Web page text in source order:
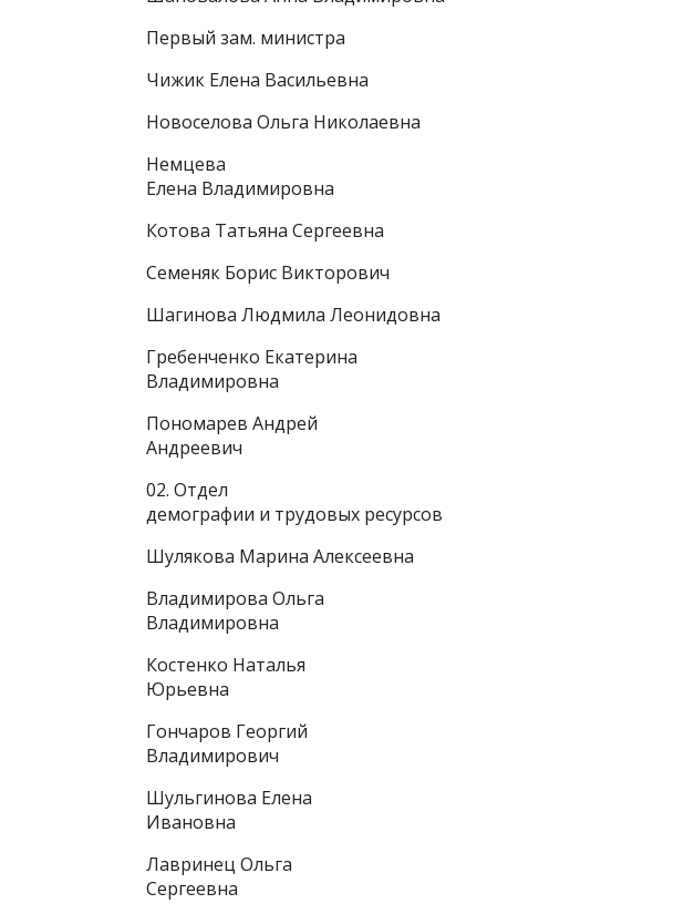
Первый зам. министра
Чижик Елена Васильевна
Новоселова Ольга Николаевна
Немцева
Елена Владимировна
Котова Татьяна Сергеевна
Семеняк Борис Викторович
Шагинова Людмила Леонидовна
Гребенченко Екатерина
Владимировна
Пономарев Андрей
Андреевич
02. Отдел
демографии и трудовых ресурсов
Шулякова Марина Алексеевна
Владимирова Ольга
Владимировна
Костенко Наталья
Юрьевна
Гончаров Георгий
Владимирович
Шульгинова Елена
Ивановна
Лавринец Ольга
Сергеевна